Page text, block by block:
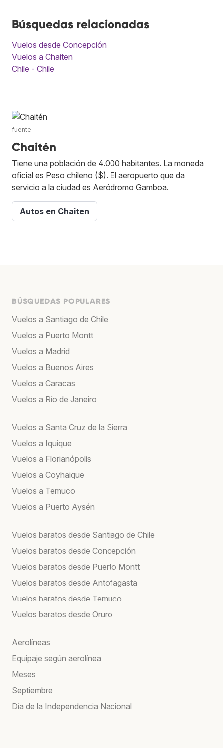
Búsquedas relacionadas
Vuelos desde Concepción
Vuelos a Chaiten
Chile - Chile
fuente
Chaitén
Tiene una población de 4.000 habitantes. La moneda
oficial es Peso chileno ($). El aeropuerto que da
servicio a la ciudad es Aeródromo Gamboa.
Autos en Chaiten
BÚSQUEDAS POPULARES
Vuelos a Santiago de Chile
Vuelos a Puerto Montt
Vuelos a Madrid
Vuelos a Buenos Aires
Vuelos a Caracas
Vuelos a Río de Janeiro
Vuelos a Santa Cruz de la Sierra
Vuelos a Iquique
Vuelos a Florianópolis
Vuelos a Coyhaique
Vuelos a Temuco
Vuelos a Puerto Aysén
Vuelos baratos desde Santiago de Chile
Vuelos baratos desde Concepción
Vuelos baratos desde Puerto Montt
Vuelos baratos desde Antofagasta
Vuelos baratos desde Temuco
Vuelos baratos desde Oruro
Aerolíneas
Equipaje según aerolínea
Meses
Septiembre
Día de la Independencia Nacional